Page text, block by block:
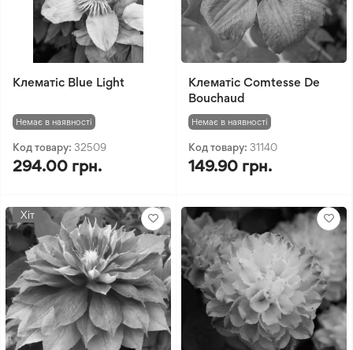
Клематіс Blue Light
Немає в наявності
Код товару: 32509
294.00 грн.
Клематіс Comtesse De
Bouchaud
Немає в наявності
Код товару: 31140
149.90 грн.
Хіт